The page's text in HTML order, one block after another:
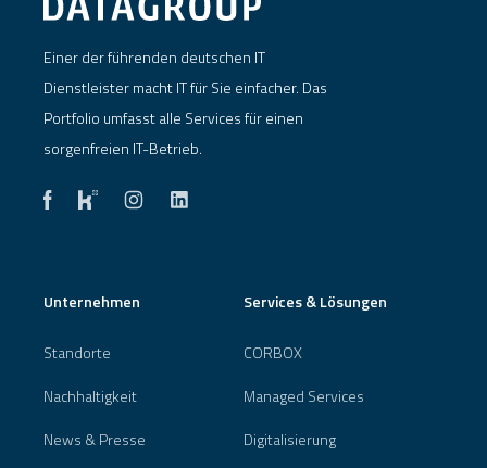
Einer der führenden deutschen IT
Dienstleister macht IT für Sie einfacher. Das
Portfolio umfasst alle Services für einen
sorgenfreien IT-Betrieb.
Unternehmen
Standorte
Nachhaltigkeit
News & Presse
Services & Lösungen
CORBOX
Managed Services
Digitalisierung